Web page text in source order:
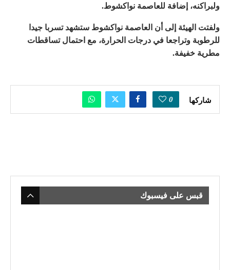
ولبراكنه، إضافة للعاصمة نواكشوط.
ولفتت الهيئة إلى أن العاصمة نواكشوط ستشهد تسربا جيدا
للرطوبة وتراجعا في درجات الحرارة، مع احتمال تساقطات
مطرية خفيفة.
شاركها 0
قبس على فيسبوك